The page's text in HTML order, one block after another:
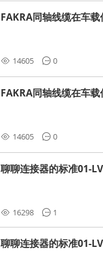
FAKRA同轴线缆在车
14605 0
FAKRA同轴线缆在车
14605 0
聊聊连接器的标准01-
16298 1
聊聊连接器的标准01-